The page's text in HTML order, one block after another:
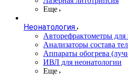
Еще
Неонатология
Авторефрактометры для
Анализаторы состава
Аппараты обогрева
ИВЛ для неонатологии
Еще